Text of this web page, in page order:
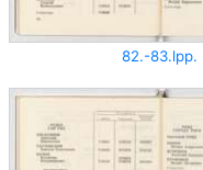
82.-83.lpp.